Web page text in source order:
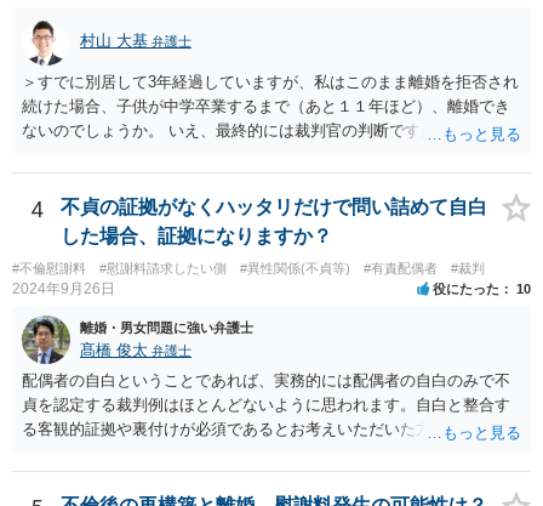
て、強制的にご自宅が売却されてしまう可能性があるからです。 可能
であれば、婚姻費用の額、親権を取得するために現時点でしておくべ
きこと等も含め、お近くの弁護士に直接相談して、アドバイス等を求
めることをお勧めします。
村山 大基 弁護士
＞すでに別居して3年経過していますが、私はこのまま離婚を拒否され
続けた場合、子供が中学卒業するまで（あと１１年ほど）、離婚でき
ないのでしょうか。 いえ、最終的には裁判官の判断ですが、現時点で
に離婚できない、ということもないと思います。 すでに依頼されてい
るということですし、例えば離婚後の養育費額について譲歩するなど
離婚の条件含めて、考えておられる通り打診してみると良いと思いま
す。 また、調停で第三者を介して再度協議してみる、ということも考
えられます。
4
不貞の証拠がなくハッタリだけで問い詰めて自白
した場合、証拠になりますか？
#不倫慰謝料 #慰謝料請求したい側 #異性関係(不貞等) #有責配偶者 #裁判
2024年9月26日 役にたった 10
離婚・男女問題に強い弁護士
髙橋 俊太 弁護士
配偶者の自白ということであれば、実務的には配偶者の自白のみで不
貞を認定する裁判例はほとんどないように思われます。自白と整合す
る客観的証拠や裏付けが必須であるとお考えいただいた方がよいでし